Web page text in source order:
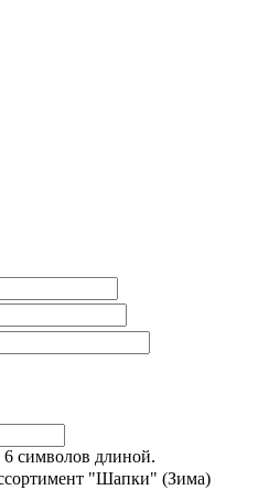
символов длиной.
"Шапки" (Зима)